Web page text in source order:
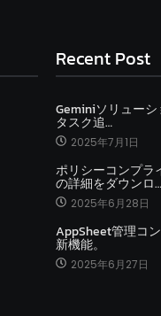
Recent Post
Geminiソリュー
タスク追…
2025年7月1日
ポリシーコンプラ
の詳細をダウンロ…
2025年6月28日
AppSheet管理コ
新機能。
2025年6月27日